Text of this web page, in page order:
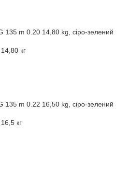
135 m 0.20 14,80 kg, сіро-зелений
кг
135 m 0.22 16,50 kg, сіро-зелений
кг